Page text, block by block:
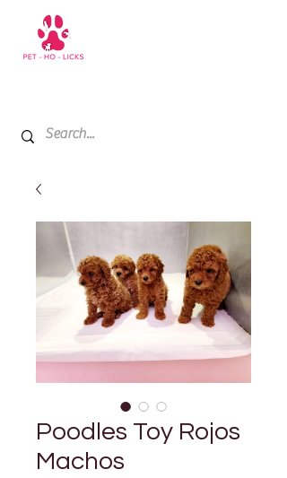
Poodles Toy Rojos
Machos